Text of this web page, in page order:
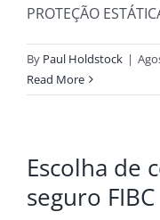
PROTEÇÃO
By Paul Holdstock |
Read More
Escolha de
seguro FIBC